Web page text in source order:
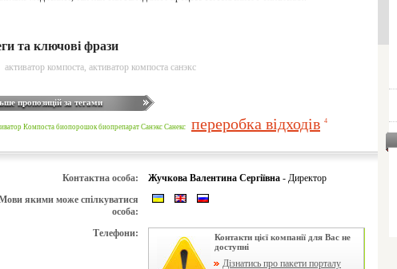
та ключові фрази
активатор компоста, активатор компоста санэкс
пропозицій за тегами
Компостабиопорошок биопрепарат Санэкс Санекс переробка відходів 4
Контактна особа: Жучкова Валентина Сергіївна - Директор
якими може спілкуватися
особа:
Телефони:
Контакти цієї компанії для Вас не
доступні
Дізнатись про пакети порталу